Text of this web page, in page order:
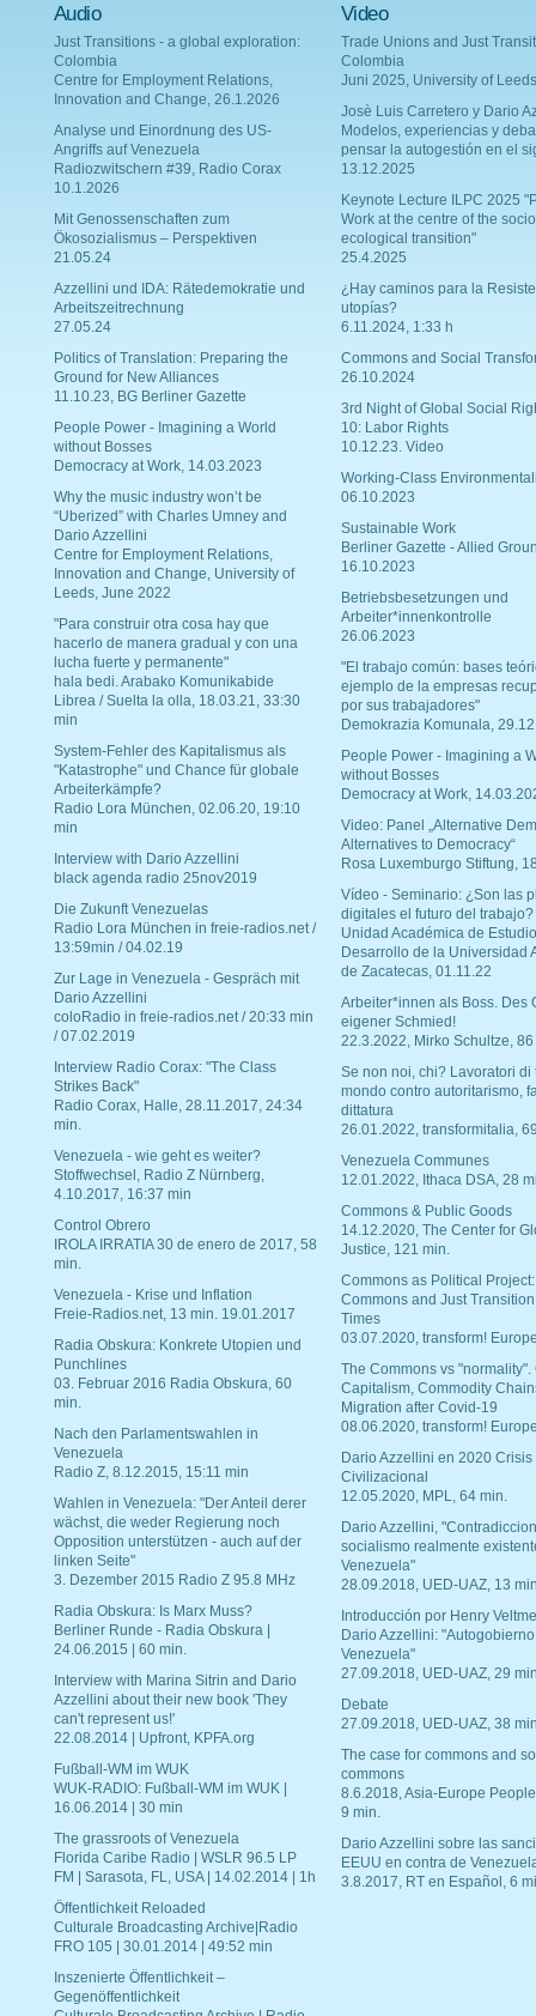
Audio
Just Transitions - a global exploration:
Colombia
Centre for Employment Relations,
Innovation and Change, 26.1.2026
Analyse und Einordnung des US-
Angriffs auf Venezuela
Radiozwitschern #39, Radio Corax
10.1.2026
Mit Genossenschaften zum
Ökosozialismus – Perspektiven
21.05.24
Azzellini und IDA: Rätedemokratie und
Arbeitszeitrechnung
27.05.24
Politics of Translation: Preparing the
Ground for New Alliances
11.10.23, BG Berliner Gazette
People Power - Imagining a World
without Bosses
Democracy at Work, 14.03.2023
Why the music industry won’t be
“Uberized” with Charles Umney and
Dario Azzellini
Centre for Employment Relations,
Innovation and Change, University of
Leeds, June 2022
"Para construir otra cosa hay que
hacerlo de manera gradual y con una
lucha fuerte y permanente"
hala bedi. Arabako Komunikabide
Librea / Suelta la olla, 18.03.21, 33:30
min
System-Fehler des Kapitalismus als
"Katastrophe" und Chance für globale
Arbeiterkämpfe?
Radio Lora München, 02.06.20, 19:10
min
Interview with Dario Azzellini
black agenda radio 25nov2019
Die Zukunft Venezuelas
Radio Lora München in freie-radios.net /
13:59min / 04.02.19
Zur Lage in Venezuela - Gespräch mit
Dario Azzellini
coloRadio in freie-radios.net / 20:33 min
/ 07.02.2019
Interview Radio Corax: "The Class
Strikes Back"
Radio Corax, Halle, 28.11.2017, 24:34
min.
Venezuela - wie geht es weiter?
Stoffwechsel, Radio Z Nürnberg,
4.10.2017, 16:37 min
Control Obrero
IROLA IRRATIA 30 de enero de 2017, 58
min.
Venezuela - Krise und Inflation
Freie-Radios.net, 13 min. 19.01.2017
Radia Obskura: Konkrete Utopien und
Punchlines
03. Februar 2016 Radia Obskura, 60
min.
Nach den Parlamentswahlen in
Venezuela
Radio Z, 8.12.2015, 15:11 min
Wahlen in Venezuela: "Der Anteil derer
wächst, die weder Regierung noch
Opposition unterstützen - auch auf der
linken Seite"
3. Dezember 2015 Radio Z 95.8 MHz
Radia Obskura: Is Marx Muss?
Berliner Runde - Radia Obskura |
24.06.2015 | 60 min.
Interview with Marina Sitrin and Dario
Azzellini about their new book 'They
can't represent us!'
22.08.2014 | Upfront, KPFA.org
Fußball-WM im WUK
WUK-RADIO: Fußball-WM im WUK |
16.06.2014 | 30 min
The grassroots of Venezuela
Florida Caribe Radio | WSLR 96.5 LP
FM | Sarasota, FL, USA | 14.02.2014 | 1h
Öffentlichkeit Reloaded
Culturale Broadcasting Archive|Radio
FRO 105 | 30.01.2014 | 49:52 min
Inszenierte Öffentlichkeit –
Gegenöffentlichkeit
Video
Trade Unions and Just
Colombia
Juni 2025, University of Leeds
Josè Luis Carretero y Dario
Modelos, experiencias y
pensar la autogestión en el
13.12.2025
Keynote Lecture ILPC 2025
Work at the centre of the
ecological transition"
25.4.2025
¿Hay caminos para la
utopías?
6.11.2024, 1:33 h
Commons and Social
26.10.2024
3rd Night of Global Social
10: Labor Rights
10.12.23. Video
Working-Class
06.10.2023
Sustainable Work
Berliner Gazette - Allied
16.10.2023
Betriebsbesetzungen und
Arbeiter*innenkontrolle
26.06.2023
"El trabajo común: bases
ejemplo de la empresas
por sus trabajadores"
Demokrazia Komunala,
People Power - Imagining a
without Bosses
Democracy at Work,
Video: Panel „Alternative
Alternatives to Democracy“
Rosa Luxemburgo Stiftung,
Vídeo - Seminario: ¿Son las
digitales el futuro del trabajo?
Unidad Académica de
Desarrollo de la Universidad
de Zacatecas, 01.11.22
Arbeiter*innen als Boss. Des
eigener Schmied!
22.3.2022, Mirko Schultze, 86
Se non noi, chi? Lavoratori di
mondo contro autoritarismo,
dittatura
26.01.2022, transformitalia,
Venezuela Communes
12.01.2022, Ithaca DSA, 28
Commons & Public Goods
14.12.2020, The Center for
Justice, 121 min.
Commons as Political Project:
Commons and Just
Times
03.07.2020, transform!
The Commons vs "normality".
Capitalism, Commodity
Migration after Covid-19
08.06.2020, transform!
Dario Azzellini en 2020 Crisis
Civilizacional
12.05.2020, MPL, 64 min.
Dario Azzellini,
socialismo realmente
Venezuela"
28.09.2018, UED-UAZ, 13
Introducción por Henry
Dario Azzellini:
Venezuela"
27.09.2018, UED-UAZ, 29
Debate
27.09.2018, UED-UAZ, 38
The case for commons and
commons
8.6.2018, Asia-Europe
9 min.
Dario Azzellini sobre las
EEUU en contra de
3.8.2017, RT en Español, 6